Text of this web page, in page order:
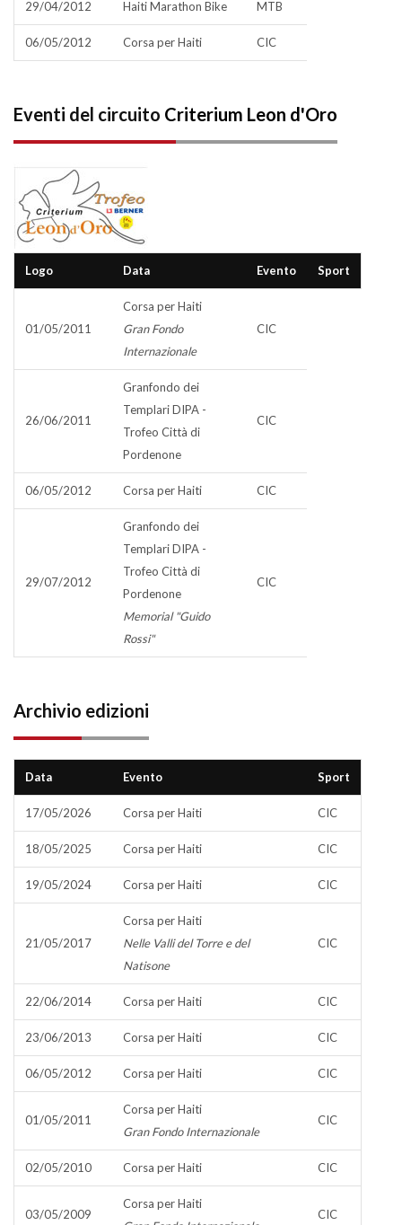
29/04/2012 Haiti Marathon Bike MTB
06/05/2012 Corsa per Haiti CIC
Eventi del circuito Criterium Leon d'Oro
Logo Data Evento Sport
01/05/2011
Corsa per Haiti
Gran Fondo
Internazionale
CIC
26/06/2011
Granfondo dei
Templari DIPA -
Trofeo Città di
Pordenone
CIC
06/05/2012 Corsa per Haiti CIC
29/07/2012
Granfondo dei
Templari DIPA -
Trofeo Città di
Pordenone
Memorial "Guido
Rossi"
CIC
Archivio edizioni
Data Evento Sport
17/05/2026 Corsa per Haiti CIC
18/05/2025 Corsa per Haiti CIC
19/05/2024 Corsa per Haiti CIC
21/05/2017
Corsa per Haiti
Nelle Valli del Torre e del
Natisone
CIC
22/06/2014 Corsa per Haiti CIC
23/06/2013 Corsa per Haiti CIC
06/05/2012 Corsa per Haiti CIC
01/05/2011
Corsa per Haiti
Gran Fondo Internazionale
CIC
02/05/2010 Corsa per Haiti CIC
03/05/2009
Corsa per Haiti
CIC